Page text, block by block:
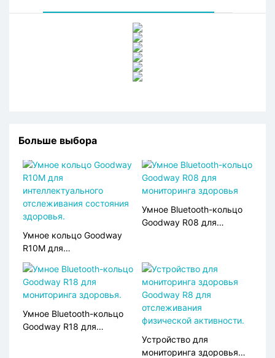
Больше выбора
Умное кольцо Goodway
R10M для
интеллектуального
отслеживания состояния
здоровья.
Умное Bluetooth-кольцо
Goodway R08 для
Умное Bluetooth-кольцо
Goodway R18 для
Устройство для
мониторинга здоровья